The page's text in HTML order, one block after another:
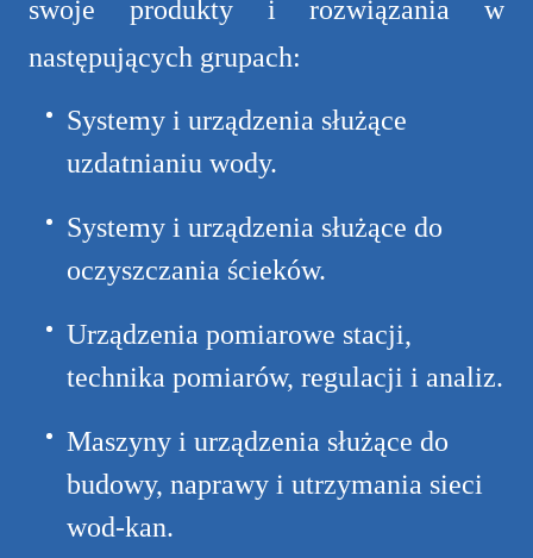
swoje produkty i rozwiązania w
następujących grupach:
Systemy i urządzenia służące
uzdatnianiu wody.
Systemy i urządzenia służące do
oczyszczania ścieków.
Urządzenia pomiarowe stacji,
technika pomiarów, regulacji i analiz.
Maszyny i urządzenia służące do
budowy, naprawy i utrzymania sieci
wod-kan.